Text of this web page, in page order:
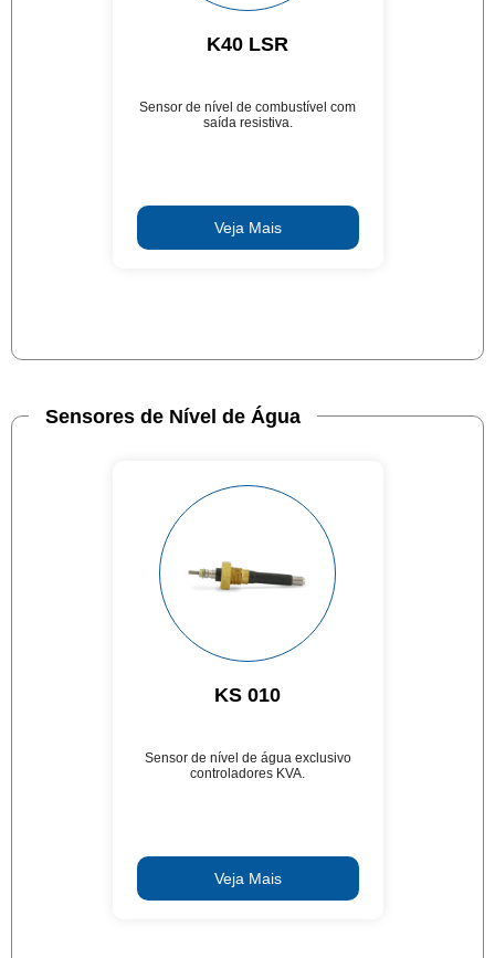
K40 LSR
Sensor de nível de combustível com
saída resistiva.
Veja Mais
Sensores de Nível de Água
KS 010
Sensor de nível de água exclusivo
controladores KVA.
Veja Mais